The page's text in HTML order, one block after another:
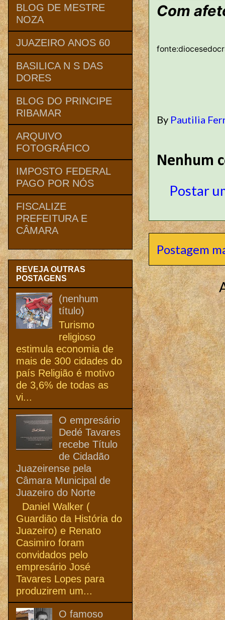
Com
By Pautilia
Nenhum
Postar
Postagem
BLOG DE MESTRE
NOZA
JUAZEIRO ANOS 60
BASILICA N S DAS
DORES
BLOG DO PRINCIPE
RIBAMAR
ARQUIVO
FOTOGRÁFICO
IMPOSTO FEDERAL
PAGO POR NÓS
FISCALIZE
PREFEITURA E
CÂMARA
REVEJA OUTRAS
POSTAGENS
(nenhum
título)
Turismo
religioso
estimula economia de
mais de 300 cidades do
país Religião é motivo
de 3,6% de todas as
vi...
O empresário
Dedé Tavares
recebe Título
de Cidadão
Juazeirense pela
Câmara Municipal de
Juazeiro do Norte
Daniel Walker (
Guardião da História do
Juazeiro) e Renato
Casimiro foram
convidados pelo
empresário José
Tavares Lopes para
produzirem um...
O famoso